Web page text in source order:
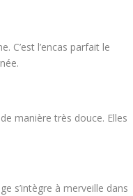
C’est l’encas parfait le
manière très douce. Elles
s’intègre à merveille dans